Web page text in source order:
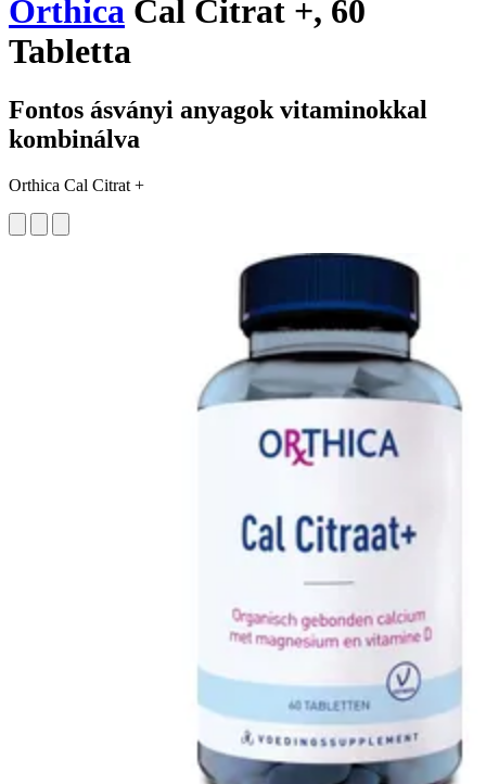
Orthica Cal Citrat +, 60
Tabletta
Fontos ásványi anyagok vitaminokkal
kombinálva
Orthica Cal Citrat +